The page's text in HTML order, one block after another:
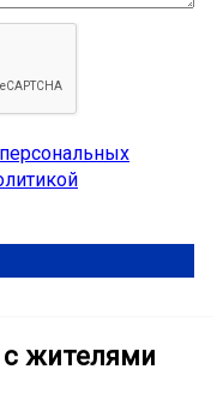
персональных
с жителями